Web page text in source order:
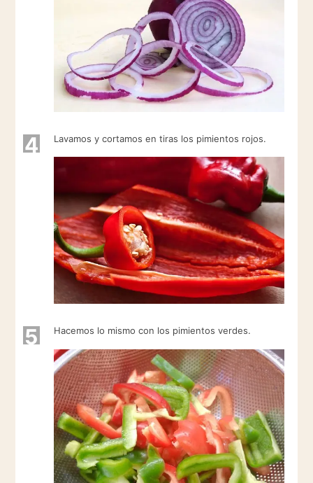
4 Lavamos y cortamos en tiras los pimientos rojos.
5 Hacemos lo mismo con los pimientos verdes.